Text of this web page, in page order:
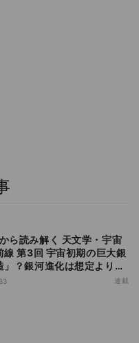
線 第3回 宇宙初期の巨大銀
」？銀河進化は想定より速
JWSTが解き明かす、遠方
連載